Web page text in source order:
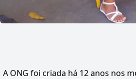
A ONG foi criada há 12 anos nos